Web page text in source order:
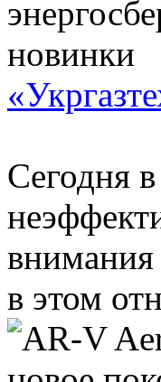
Сегодня
внимания
в этом